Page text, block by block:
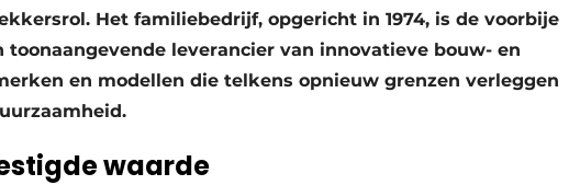
Het familiebedrijf, opgericht in 1974, is de voorbije
leverancier van innovatieve bouw- en
en modellen die telkens opnieuw grenzen verleggen
waarde